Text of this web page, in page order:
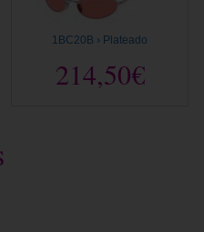
1BC20B › Plateado
214,50€